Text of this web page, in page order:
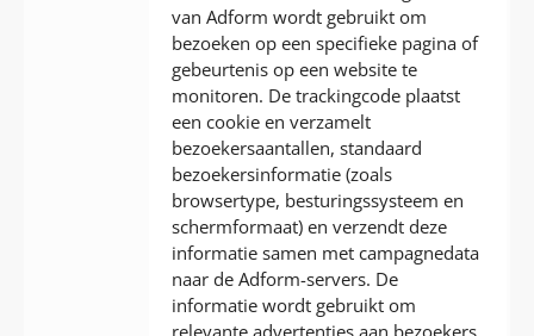
van Adform wordt gebruikt om
bezoeken op een specifieke pagina of
gebeurtenis op een website te
monitoren. De trackingcode plaatst
een cookie en verzamelt
bezoekersaantallen, standaard
bezoekersinformatie (zoals
browsertype, besturingssysteem en
schermformaat) en verzendt deze
informatie samen met campagnedata
naar de Adform-servers. De
informatie wordt gebruikt om
relevante advertenties aan bezoekers